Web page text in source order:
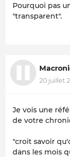
Pourquoi pas
"transparent".
20 juillet
Je vois une
de votre
"croit savoir
dans les mois